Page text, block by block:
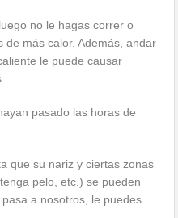
no le hagas correr o
de más calor. Además, andar
le puede causar
pasado las horas de
que su nariz y ciertas zonas
pelo, etc.) se pueden
a nosotros, le puedes